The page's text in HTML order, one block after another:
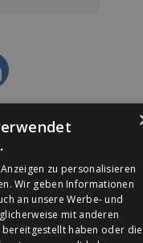
zu personalisieren
Wir geben Informationen
an unsere Werbe- und
mit anderen
haben oder die